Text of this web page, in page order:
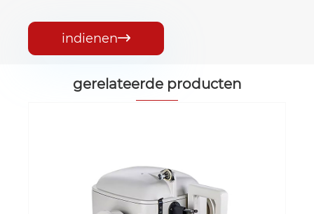
indienen
gerelateerde producten